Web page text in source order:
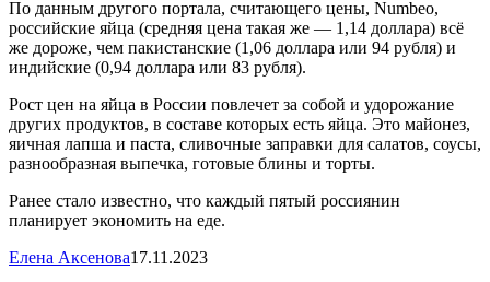
По данным другого портала, считающего цены, Numbeo,
российские яйца (средняя цена такая же — 1,14 доллара) всё
же дороже, чем пакистанские (1,06 доллара или 94 рубля) и
индийские (0,94 доллара или 83 рубля).
Рост цен на яйца в России повлечет за собой и удорожание
других продуктов, в составе которых есть яйца. Это майонез,
яичная лапша и паста, сливочные заправки для салатов, соусы,
разнообразная выпечка, готовые блины и торты.
Ранее стало известно, что каждый пятый россиянин
планирует экономить на еде.
Елена Аксенова17.11.2023